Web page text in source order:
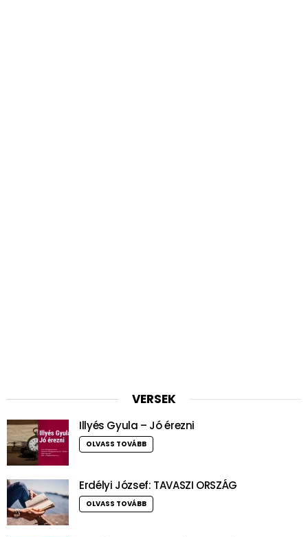
VERSEK
Illyés Gyula – Jó érezni
OLVASS TOVÁBB
Erdélyi József: TAVASZI ORSZÁG
OLVASS TOVÁBB